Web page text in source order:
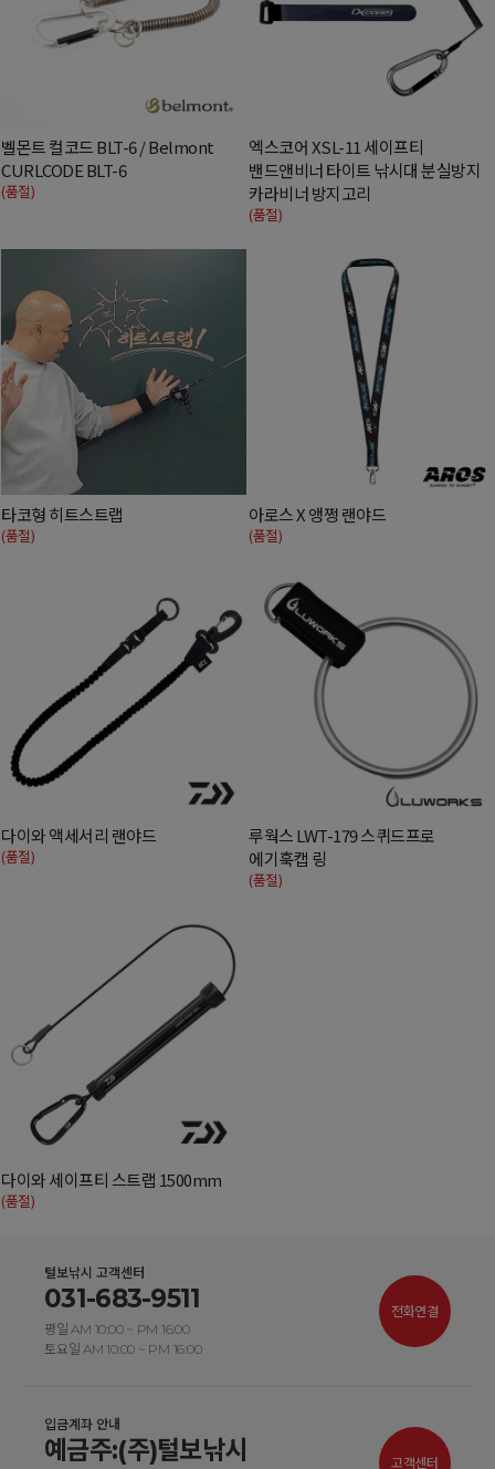
벨몬트 컬코드 BLT-6 / Belmont
CURLCODE BLT-6
(품절)
엑스코어 XSL-11 세이프티
밴드앤비너 타이트 낚시대 분실방지
카라비너 방지고리
(품절)
타코형 히트스트랩
(품절)
아로스 X 앵쩡 랜야드
(품절)
다이와 액세서리 랜야드
(품절)
루웍스 LWT-179 스퀴드프로
에기훅캡 링
(품절)
다이와 세이프티 스트랩 1500mm
(품절)
털보낚시 고객센터
031-683-9511
평일 AM 10:00 ~ PM 16:00
토요일 AM 10:00 ~ PM 16:00
전화연결
입금계좌 안내
예금주:(주)털보낚시 고객센터